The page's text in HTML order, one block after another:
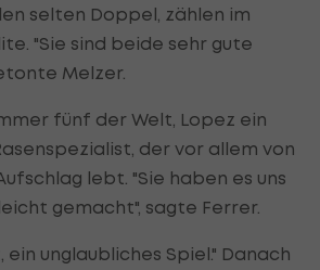
selten Doppel, zählen im
"Sie sind beide sehr gute
Melzer.
fünf der Welt, Lopez ein
der vor allem von
lebt. "Sie haben es uns
gemacht", sagte Ferrer.
ein unglaubliches Spiel." Danach